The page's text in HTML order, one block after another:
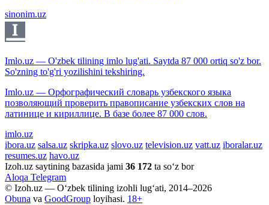
sinonim.uz
Imlo.uz — O'zbek tilining imlo lug'ati. Saytda 87 000 ortiq so'z bor.
So'zning to'g'ri yozilishini tekshiring.
Imlo.uz — Орфографический словарь узбекского языка
позволяющий проверить правописание узбекских слов на
латинице и кириллице. В базе более 87 000 слов.
imlo.uz
ibora.uz salsa.uz skripka.uz slovo.uz television.uz vatt.uz iboralar.uz
resumes.uz havo.uz
Izoh.uz saytining bazasida jami 36 172 ta so‘z bor
Aloqa Telegram
© Izoh.uz — O‘zbek tilining izohli lug‘ati, 2014–2026
Obuna va GoodGroup loyihasi. 18+